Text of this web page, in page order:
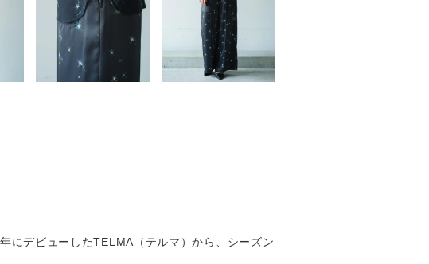
にデビューしたTELMA（テルマ）から、シーズン